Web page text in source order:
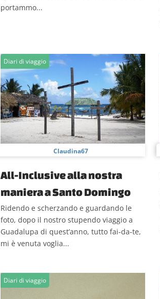
portammo...
Diari di viaggio
Claudina67
All-Inclusive alla nostra
maniera a Santo Domingo
Ridendo e scherzando e guardando le
foto, dopo il nostro stupendo viaggio a
Guadalupa di quest’anno, tutto fai-da-te,
mi è venuta voglia...
Diari di viaggio